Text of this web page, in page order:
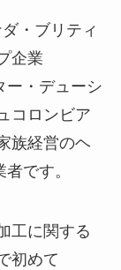
・ブリティ
企業
ー・デューシ
コロンビア
族経営のヘ
です。
工に関する
初めて